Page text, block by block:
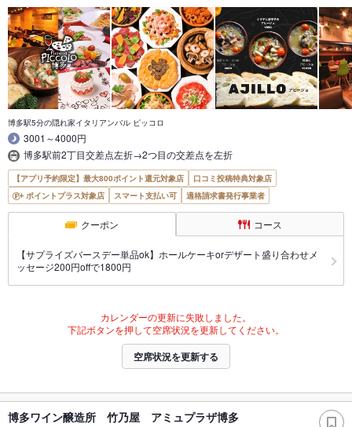
博多駅5分の隠れ家イタリアンバル ピッコロ
3001～4000円
博多駅前2丁目交差点左折→2つ目の交差点を左折
【アプリ予約限定】最大800ポイント還元対象店
口コミ投稿特典対象店
ポイントプラス対象店
スマート支払い可 適格請求書発行事業者
クーポン コース
【サプライズバースデー単品ok】ホールケーキorデザート盛り合わせメ
ッセージ200円offで1800円
カレンダーの更新に失敗しました。
下記ボタンを押して空席状況を更新してください。
空席状況を更新する
博多ワイン醸造所 竹乃屋 アミュプラザ博多